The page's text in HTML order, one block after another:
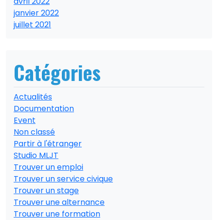
janvier 2022
juillet 2021
Catégories
Actualités
Documentation
Event
Non classé
Partir à l'étranger
Studio MLJT
Trouver un emploi
Trouver un service civique
Trouver un stage
Trouver une alternance
Trouver une formation